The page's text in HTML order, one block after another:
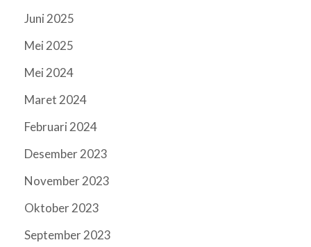
Juni 2025
Mei 2025
Mei 2024
Maret 2024
Februari 2024
Desember 2023
November 2023
Oktober 2023
September 2023